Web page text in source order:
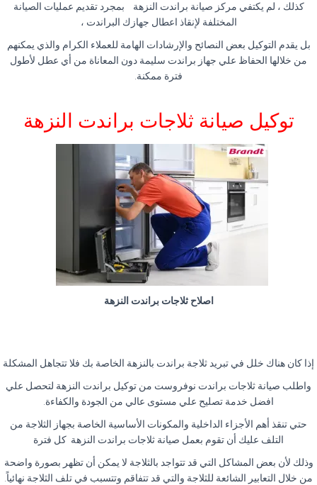
كذلك ، لم يكتفي مركز صيانة براندت النزهة بمجرد تقديم عمليات الصيانة
المختلفة لإنقاذ اعطال جهازك البراندت ،
بل يقدم التوكيل بعض النصائح والإرشادات الهامة للعملاء الكرام والذي يمكنهم
من خلالها الحفاظ علي جهاز براندت سليمة دون المعاناة من أي عطل لأطول
فترة ممكنة
توكيل صيانة ثلاجات براندت النزهة
اصلاح ثلاجات براندت النزهة
إذا كان هناك خلل في تبريد ثلاجة براندت بالنزهة الخاصة بك فلا تتجاهل المشكلة
واطلب صيانة ثلاجات براندت نوفروست من توكيل براندت النزهة لتحصل علي
افضل خدمة تصليح علي مستوى عالي من الجودة والكفاءة
حتي تنقذ أهم الأجزاء الداخلية والمكونات الأساسية الخاصة بجهاز الثلاجة من
التلف عليك أن تقوم بعمل صيانة ثلاجات براندت النزهة كل فترة
وذلك لأن بعض المشاكل التي قد تتواجد بالثلاجة لا يمكن أن تظهر بصورة واضحة
من خلال التعابير الشائعة للثلاجة والتي قد تتفاقم وتتسبب في تلف الثلاجة نهائياً